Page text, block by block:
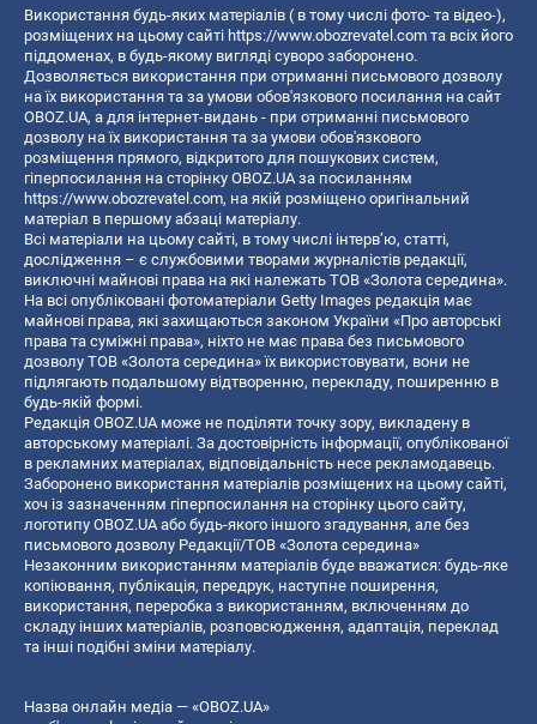
Використання будь-яких матеріалів ( в тому числі фото- та відео-),
розміщених на цьому сайті https://www.obozrevatel.com та всіх його
піддоменах, в будь-якому вигляді суворо заборонено.
Дозволяється використання при отриманні письмового дозволу
на їх використання та за умови обов'язкового посилання на сайт
OBOZ.UA, а для інтернет-видань - при отриманні письмового
дозволу на їх використання та за умови обов'язкового
розміщення прямого, відкритого для пошукових систем,
гіперпосилання на сторінку OBOZ.UA за посиланням
https://www.obozrevatel.com, на якій розміщено оригінальний
матеріал в першому абзаці матеріалу.
Всі матеріали на цьому сайті, в тому числі інтерв’ю, статті,
дослідження – є службовими творами журналістів редакції,
виключні майнові права на які належать ТОВ «Золота середина».
На всі опубліковані фотоматеріали Getty Images редакція має
майнові права, які захищаються законом України «Про авторські
права та суміжні права», ніхто не має права без письмового
дозволу ТОВ «Золота середина» їх використовувати, вони не
підлягають подальшому відтворенню, перекладу, поширенню в
будь-якій формі.
Редакція OBOZ.UA може не поділяти точку зору, викладену в
авторському матеріалі. За достовірність інформації, опублікованої
в рекламних матеріалах, відповідальність несе рекламодавець.
Заборонено використання матеріалів розміщених на цьому сайті,
хоч із зазначенням гіперпосилання на сторінку цього сайту,
логотипу OBOZ.UA або будь-якого іншого згадування, але без
письмового дозволу Редакції/ТОВ «Золота середина»
Незаконним використанням матеріалів буде вважатися: будь-яке
копiювання, публiкацiя, передрук, наступне поширення,
використання, переробка з використанням, включенням до
складу інших матеріалів, розповсюдження, адаптація, переклад
та інші подібні зміни матеріалу.
Назва онлайн медіа — «OBOZ.UA»